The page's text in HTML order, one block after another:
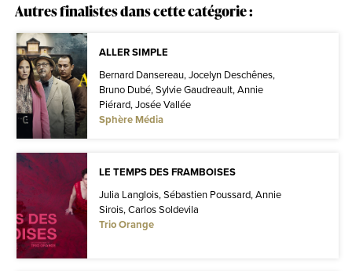
Autres finalistes dans cette catégorie :
ALLER SIMPLE
Bernard Dansereau, Jocelyn Deschênes,
Bruno Dubé, Sylvie Gaudreault, Annie
Piérard, Josée Vallée
Sphère Média
LE TEMPS DES FRAMBOISES
Julia Langlois, Sébastien Poussard, Annie
Sirois, Carlos Soldevila
Trio Orange